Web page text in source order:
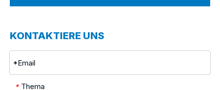
KONTAKTIERE UNS
* Thema